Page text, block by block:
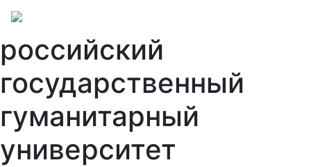
российский
государственный
гуманитарный
университет